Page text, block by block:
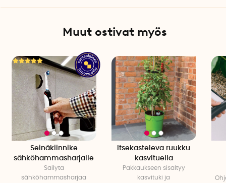
Muut ostivat myös
Seinäkiinnike
sähköhammasharjalle
Säilytä
sähköhammasharjaa
Itsekasteleva ruukku
kasvituella
Pakkaukseen sisältyy
kasvituki ja